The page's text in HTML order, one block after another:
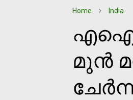
Home India
മുൻ